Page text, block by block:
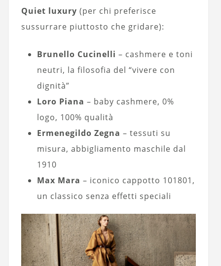
Quiet luxury (per chi preferisce
sussurrare piuttosto che gridare):
Brunello Cucinelli – cashmere e toni
neutri, la filosofia del “vivere con
dignità”
Loro Piana – baby cashmere, 0%
logo, 100% qualità
Ermenegildo Zegna – tessuti su
misura, abbigliamento maschile dal
1910
Max Mara – iconico cappotto 101801,
un classico senza effetti speciali